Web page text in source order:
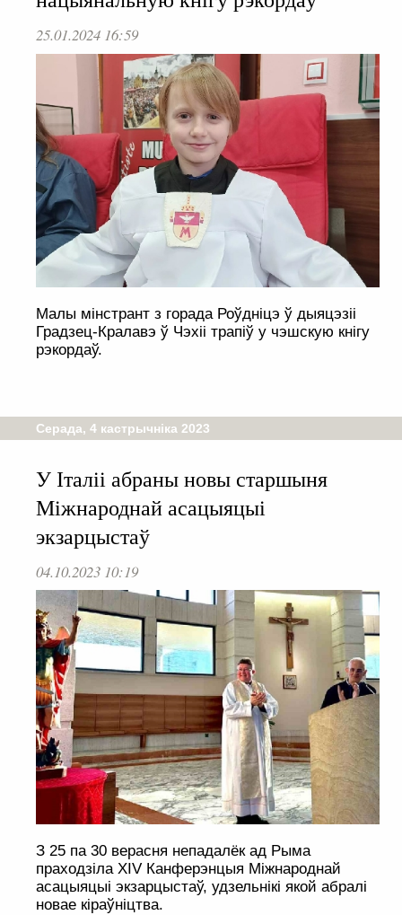
25.01.2024 16:59
Малы мінстрант з горада Роўдніцэ ў дыяцэзіі
Градзец-Кралавэ ў Чэхіі трапіў у чэшскую кнігу
рэкордаў.
Серада, 4 кастрычніка 2023
У Італіі абраны новы старшыня
Міжнароднай асацыяцыі
экзарцыстаў
04.10.2023 10:19
З 25 па 30 верасня непадалёк ад Рыма
праходзіла XIV Канферэнцыя Міжнароднай
асацыяцыі экзарцыстаў, удзельнікі якой абралі
новае кіраўніцтва.